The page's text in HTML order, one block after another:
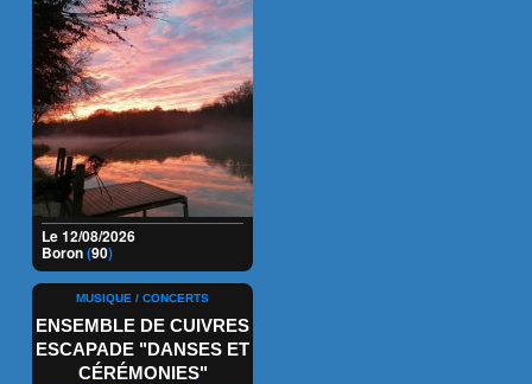
Le 12/08/2026
Boron(90)
MUSIQUE / CONCERTS
ENSEMBLE DE CUIVRES
ESCAPADE "DANSES ET
CÉRÉMONIES"